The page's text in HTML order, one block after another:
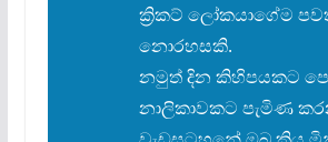
ක්රිකට් ලෝකයාගේම
නොරහසකි.
නමුත් දින කිහිපයකට
නාලිකාවකට පැමිණ